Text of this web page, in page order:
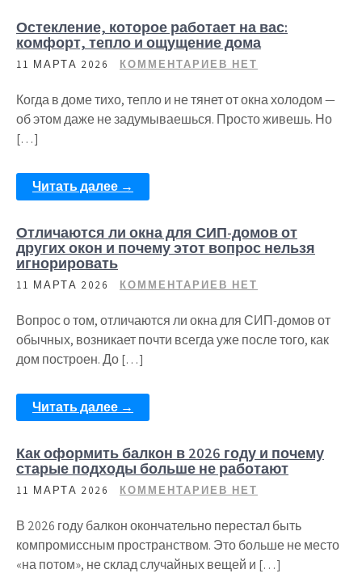
Остекление, которое работает на вас:
комфорт, тепло и ощущение дома
11 МАРТА 2026 КОММЕНТАРИЕВ НЕТ
Когда в доме тихо, тепло и не тянет от окна холодом —
об этом даже не задумываешься. Просто живешь. Но
[…]
Читать далее →
Отличаются ли окна для СИП-домов от
других окон и почему этот вопрос нельзя
игнорировать
11 МАРТА 2026 КОММЕНТАРИЕВ НЕТ
Вопрос о том, отличаются ли окна для СИП-домов от
обычных, возникает почти всегда уже после того, как
дом построен. До […]
Читать далее →
Как оформить балкон в 2026 году и почему
старые подходы больше не работают
11 МАРТА 2026 КОММЕНТАРИЕВ НЕТ
В 2026 году балкон окончательно перестал быть
компромиссным пространством. Это больше не место
«на потом», не склад случайных вещей и […]